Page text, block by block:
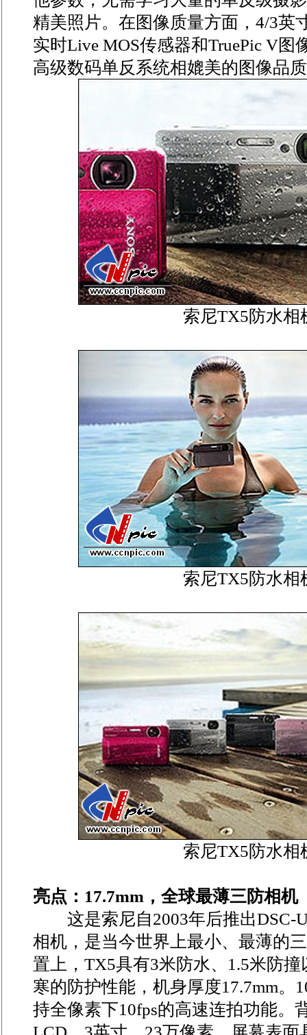
精美照片。在图像质量方面，4/3英
实时Live MOS传感器和TruePic V图
高级数码单反系统相媲美的图像品
索尼TX5防水相
索尼TX5防水相
索尼TX5防水相
亮点：17.7mm，全球最薄三防相机
这是索尼自2003年后推出DSC-
相机，是当今世界上最小、最薄
置上，TX5具有3米防水、1.5米防
寒的防护性能，机身厚度17.7mm。
持全像素下10fps的高速连拍功能。